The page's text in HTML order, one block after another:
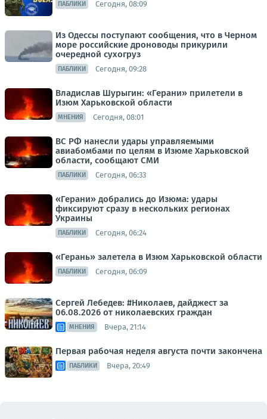
ПАБЛИКИ Сегодня, 08:09
Из Одессы поступают сообщения, что в Черном
море российские дроноводы прикурили
очередной сухогруз
ПАБЛИКИ Сегодня, 09:28
Владислав Шурыгин: «Герани» прилетели в
Изюм Харьковской области
МНЕНИЯ Сегодня, 08:01
ВС РФ нанесли удары управляемыми
авиабомбами по целям в Изюме Харьковской
области, сообщают СМИ
ПАБЛИКИ Сегодня, 06:33
«Герани» добрались до Изюма: удары
фиксируют сразу в нескольких регионах
Украины
ПАБЛИКИ Сегодня, 06:24
«Герань» залетела в Изюм Харьковской области
ПАБЛИКИ Сегодня, 06:09
Сергей Лебедев: #Николаев, дайджест за
06.08.2026 от николаевских граждан
МНЕНИЯ Вчера, 21:14
Первая рабочая неделя августа почти закончена
ПАБЛИКИ Вчера, 20:49